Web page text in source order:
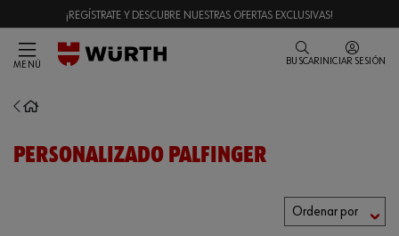
¡REGÍSTRATE Y DESCUBRE NUESTRAS OFERTAS EXCLUSIVAS!
MENÚ BUSCAR INICIAR SESIÓN
PERSONALIZADO PALFINGER